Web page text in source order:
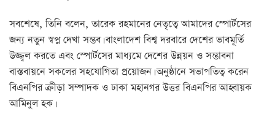
সবশেষে, তিনি বলেন, তারেক রহমানের নেতৃত্বে আমাদের স্পোর্টসের
জন্য নতুন স্বপ্ন দেখা সম্ভব। বাংলাদেশ বিশ্ব দরবারে দেশের ভাবমূর্তি
উজ্জ্বল করতে এবং স্পোর্টসের মাধ্যমে দেশের উন্নয়ন ও সম্ভাবনা
বাস্তবায়নে সকলের সহযোগিতা প্রয়োজন। অনুষ্ঠানে সভাপতিত্ব করেন
বিএনপির ক্রীড়া সম্পাদক ও ঢাকা মহানগর উত্তর বিএনপির আহ্বায়ক
আমিনুল হক।